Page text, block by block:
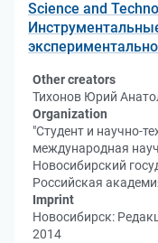
Science and
Other creators
Тихонов Юрий
Organization
"Студент и научно-
международная
Новосибирский
Российская
Imprint
Новосибирск:
2014